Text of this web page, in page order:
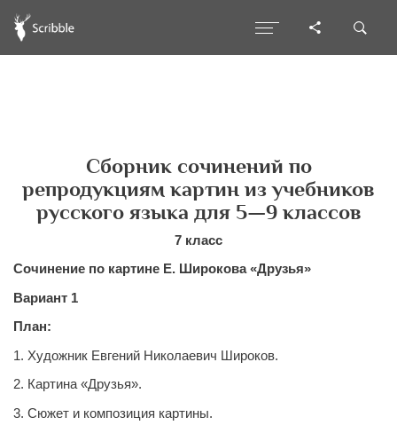
Сборник сочинений по
репродукциям картин из учебников
русского языка для 5—9 классов
7 класс
Сочинение по картине Е. Широкова «Друзья»
Вариант 1
План:
1. Художник Евгений Николаевич Широков.
2. Картина «Друзья».
3. Сюжет и композиция картины.